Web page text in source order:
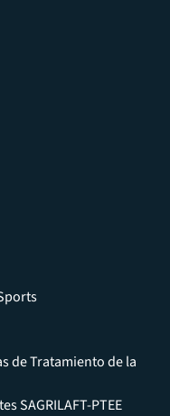
de Tratamiento de la
SAGRILAFT-PTEE